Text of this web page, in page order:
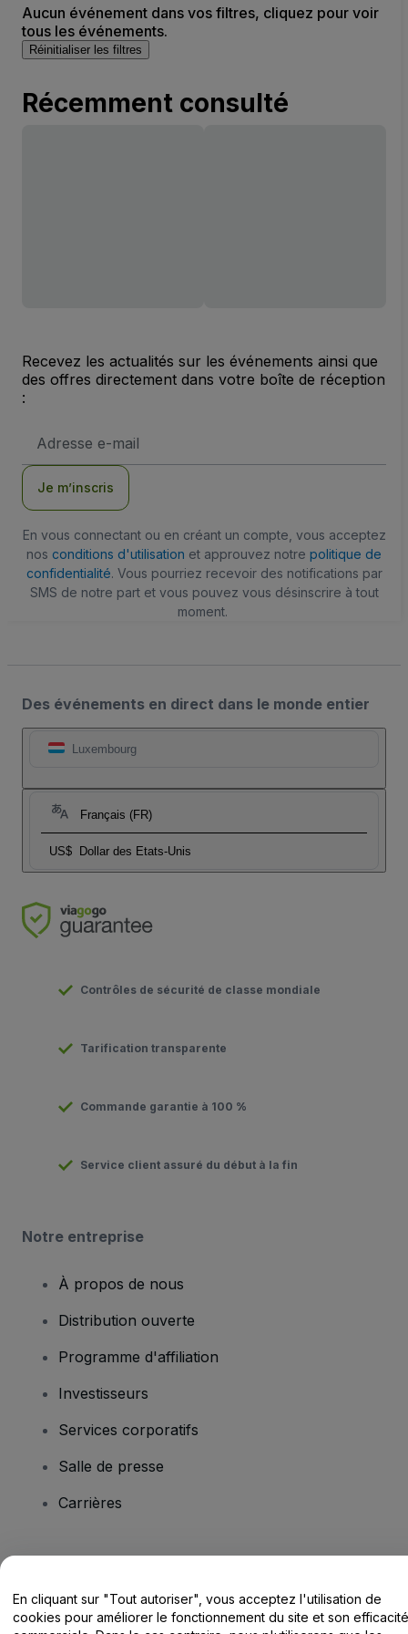
Aucun événement dans vos filtres, cliquez pour voir
tous les événements.
Réinitialiser les filtres
Récemment consulté
Recevez les actualités sur les événements ainsi que
des offres directement dans votre boîte de réception
:
e-
Je m’inscris
En vous connectant ou en créant un compte, vous acceptez
nos conditions d'utilisation et approuvez notre politique de
confidentialité. Vous pourriez recevoir des notifications par
SMS de notre part et vous pouvez vous désinscrire à tout
moment.
Des événements en direct dans le monde entier
Luxembourg
Français (FR)
US$ Dollar des Etats-Unis
Contrôles de sécurité de classe mondiale
Tarification transparente
Commande garantie à 100 %
Service client assuré du début à la fin
Notre entreprise
À propos de nous
Distribution ouverte
Programme d'affiliation
Investisseurs
Services corporatifs
Salle de presse
Carrières
Centre d'assistance / Nous contacter
En cliquant sur "Tout autoriser", vous acceptez l'utilisation de
cookies pour améliorer le fonctionnement du site et son efficacité